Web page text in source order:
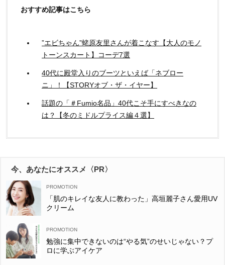
おすすめ記事はこちら
”エビちゃん”蛯原友里さんが着こなす【大人のモノ
トーンスカート】コーデ7選
40代に殿堂入りのブーツといえば「ネブロー
ニ」！【STORYオブ・ザ・イヤー】
話題の「＃Fumio名品」40代こそ手にすべきなの
は？【冬のミドルプライス編４選】
今、あなたにオススメ〈PR〉
「肌のキレイな友人に教わった」高垣麗子さん愛用UV
クリーム
勉強に集中できないのは“やる気”のせいじゃない？プ
ロに学ぶアイケア